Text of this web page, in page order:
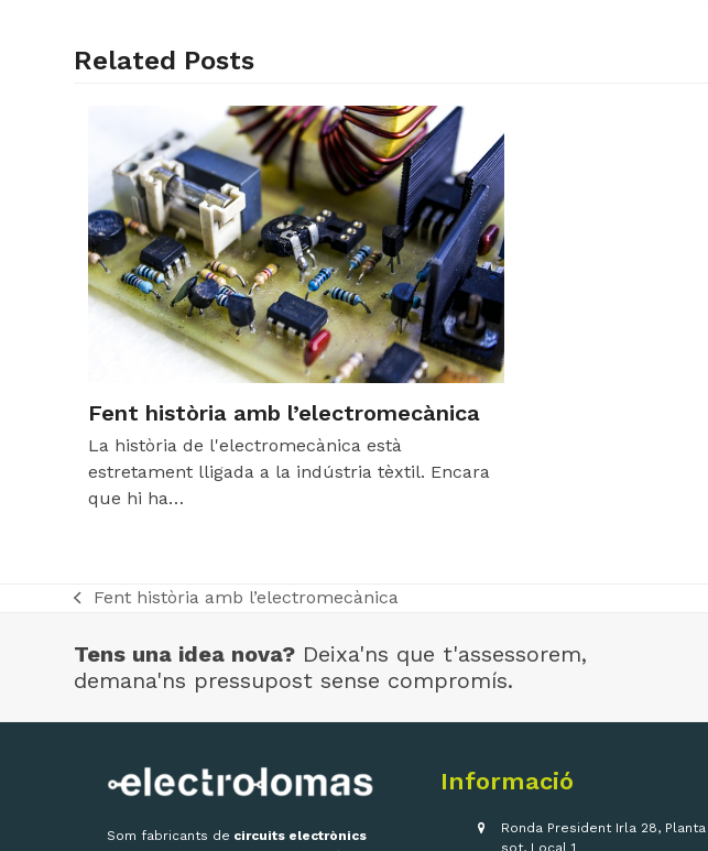
Related Posts
Fent història amb l’electromecànica
La història de l'electromecànica està
estretament lligada a la indústria tèxtil. Encara
que hi ha…
previous
Fent història amb l’electromecànica
Tens una idea nova? Deixa'ns que t'assessorem,
demana'ns pressupost sense compromís.
Som fabricants de circuits electrònics
Informació
Ronda President Irla 28, Planta